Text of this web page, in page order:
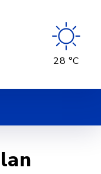
28 °C